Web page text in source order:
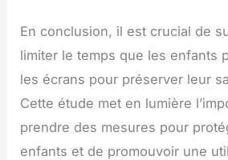
En conclusion, il est crucial de
limiter le temps que les enfants
les écrans pour préserver leur
Cette étude met en lumière
prendre des mesures pour
enfants et de promouvoir une